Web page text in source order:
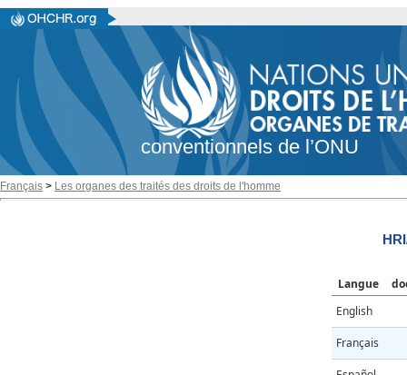
conventionnels de l’ONU
Français > Les organes des traités des droits de l'homme
Langue
English
Français